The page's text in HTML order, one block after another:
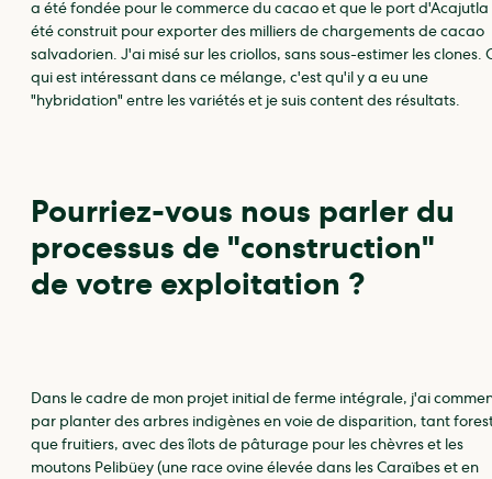
a été fondée pour le commerce du cacao et que le port d'Acajutla
été construit pour exporter des milliers de chargements de cacao
salvadorien. J'ai misé sur les criollos, sans sous-estimer les clones.
qui est intéressant dans ce mélange, c'est qu'il y a eu une
"hybridation" entre les variétés et je suis content des résultats.
Pourriez-vous nous parler du
processus de "construction"
de votre exploitation ?
Dans le cadre de mon projet initial de ferme intégrale, j'ai
par planter des arbres indigènes en voie de disparition, tant
que fruitiers, avec des îlots de pâturage pour les chèvres et les
moutons Pelibüey (une race ovine élevée dans les Caraïbes et en